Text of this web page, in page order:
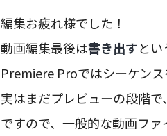
編集お疲れ様でした！
動画編集最後は書き出すとい
Premiere Proではシーケンス
実はまだプレビューの段階で
ですので、一般的な動画フ